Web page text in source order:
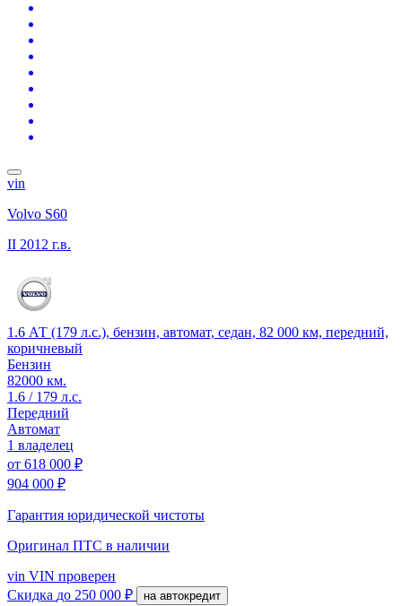
vin
Volvo S60
II 2012 г.в.
1.6 АТ (179 л.с.), бензин, автомат, седан, 82 000 км, передний,
коричневый
Бензин
82000 км.
1.6 / 179 л.с.
Передний
Автомат
1 владелец
от 618 000 ₽
904 000 ₽
Гарантия юридической чистоты
Оригинал ПТС в наличии
vin VIN проверен
Скидка до 250 000 ₽ на автокредит